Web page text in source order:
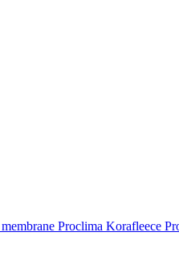
Proclima Korafleece